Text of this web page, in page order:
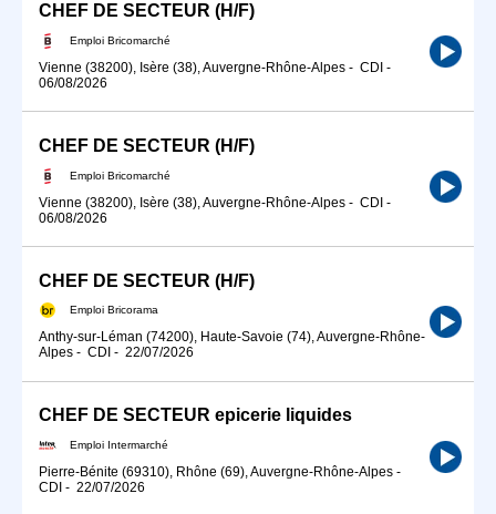
CHEF DE SECTEUR (H/F)
Emploi Bricomarché
Vienne (38200), Isère (38), Auvergne-Rhône-Alpes - CDI -
06/08/2026
CHEF DE SECTEUR (H/F)
Emploi Bricomarché
Vienne (38200), Isère (38), Auvergne-Rhône-Alpes - CDI -
06/08/2026
CHEF DE SECTEUR (H/F)
Emploi Bricorama
Anthy-sur-Léman (74200), Haute-Savoie (74), Auvergne-Rhône-
Alpes - CDI - 22/07/2026
CHEF DE SECTEUR epicerie liquides
Emploi Intermarché
Pierre-Bénite (69310), Rhône (69), Auvergne-Rhône-Alpes -
CDI - 22/07/2026